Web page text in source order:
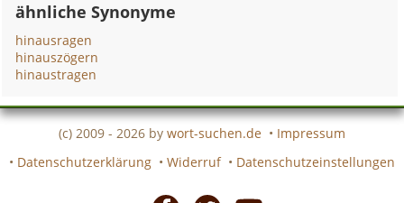
ähnliche Synonyme
hinausragen
hinauszögern
hinaustragen
(c) 2009 - 2026 by wort-suchen.de • Impressum
• Datenschutzerklärung • Widerruf • Datenschutzeinstellungen